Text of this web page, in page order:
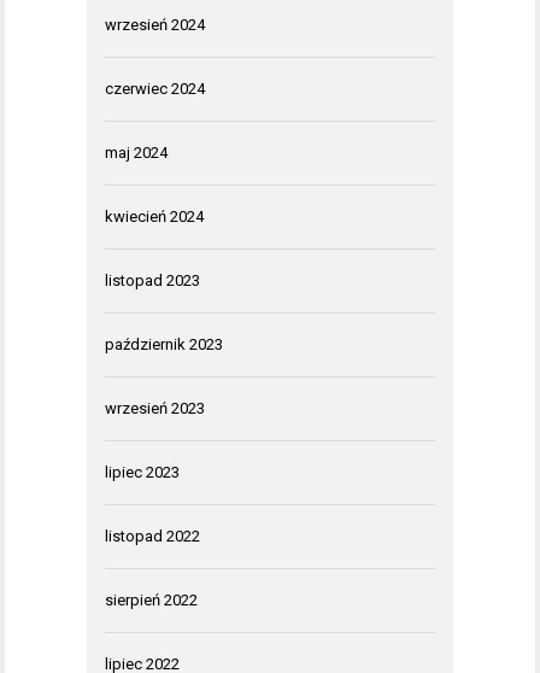
wrzesień 2024
czerwiec 2024
maj 2024
kwiecień 2024
listopad 2023
październik 2023
wrzesień 2023
lipiec 2023
listopad 2022
sierpień 2022
lipiec 2022